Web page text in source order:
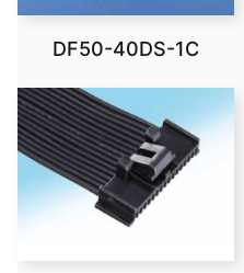
DF50-40DS-1C